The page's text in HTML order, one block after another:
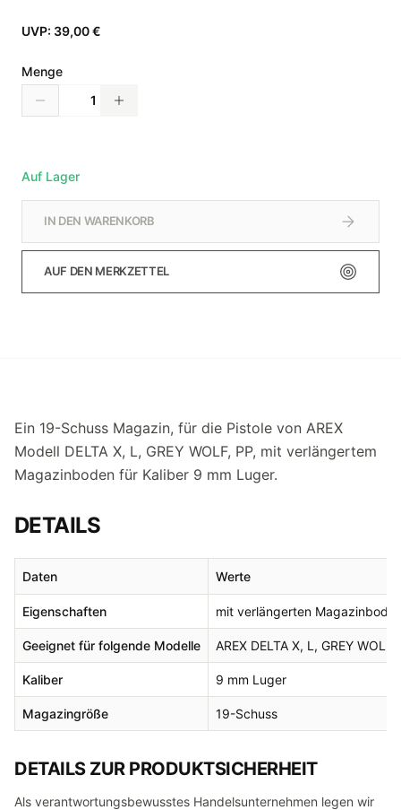
UVP: 39,00 €
Menge
Auf Lager
IN DEN WARENKORB
AUF DEN MERKZETTEL
Ein 19-Schuss Magazin, für die Pistole von AREX
Modell DELTA X, L, GREY WOLF, PP, mit verlängertem
Magazinboden für Kaliber 9 mm Luger.
DETAILS
Daten Werte
Eigenschaften mit verlängerten
Geeignet für folgende Modelle AREX DELTA X, L, GREY WOLF,
Kaliber 9 mm Luger
Magazingröße 19-Schuss
DETAILS ZUR PRODUKTSICHERHEIT
Als verantwortungsbewusstes Handelsunternehmen legen wir